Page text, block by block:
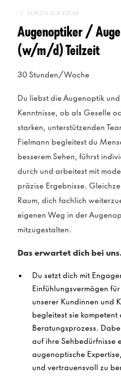
ZURÜCK ZUR SUCHE
Augenoptiker /
(w/m/d) Teilzeit
30 Stunden/Woche
Du liebst die Augenoptik
Kenntnisse, ob als Geselle
starken, unterstützenden
Fielmann begleitest du
besserem Sehen, führst
durch und arbeitest mit
präzise Ergebnisse.
Raum, dich fachlich
eigenen Weg in der
mitzugestalten.
Das erwartet dich bei
Du setzt dich mit
Einfühlungsvermögen
unserer Kundinnen und
begleitest sie kompetent
Beratungsprozess.
auf ihre Sehbedürfnisse
augenoptische
und vertrauensvoll zu